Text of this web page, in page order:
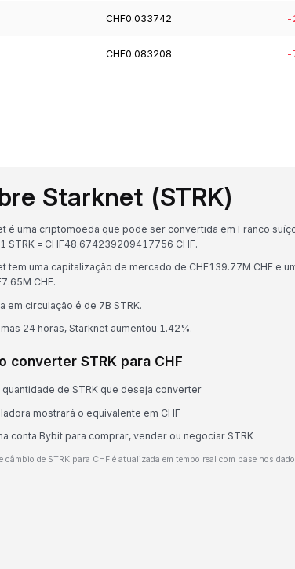
CHF0.033742 -
CHF0.083208 -
Starknet (STRK)
é uma criptomoeda que pode ser convertida em Franco
STRK = CHF48.674239209417756 CHF.
tem uma capitalização de mercado de CHF139.77M CHF e
CHF.
em circulação é de 7B STRK.
24 horas, Starknet aumentou 1.42%.
converter STRK para CHF
quantidade de STRK que deseja converter
mostrará o equivalente em CHF
conta Bybit para comprar, vender ou negociar STRK
câmbio de STRK para CHF é atualizada em tempo real com base nos